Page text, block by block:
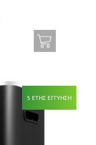
5 ΕΤΗΣ ΕΓΓΥΗΣΗ